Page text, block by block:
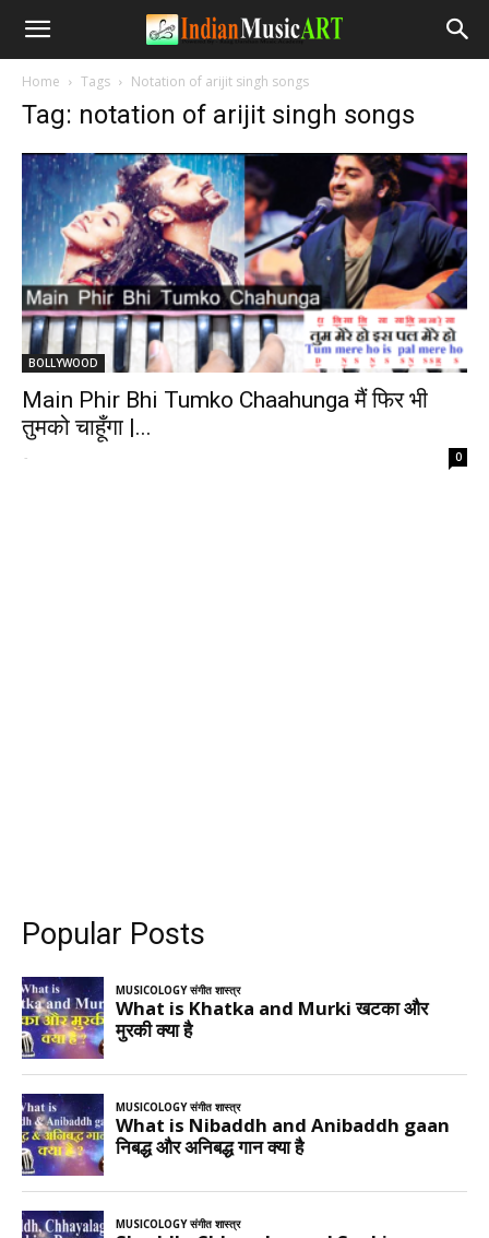
Home Tags Notation of arijit singh songs
Tag: notation of arijit singh songs
BOLLYWOOD
Main Phir Bhi Tumko Chaahunga मैं फिर भी
तुमको चाहूँगा |...
- 0
Popular Posts